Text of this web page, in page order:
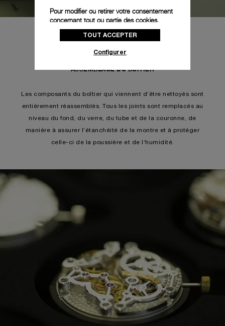
ASSEMBLAGE DU BOÎTIER
Les composants du boîtier qui viennent d’être nettoyés sont
entièrement réassemblés. Tous les joints sont remplacés au
niveau du fond, du verre, du tube et de la couronne, de
manière à assurer l’étanchéité de la montre et à protéger
celle-ci de la poussière et de l’humidité.
Pour modifier ou retirer votre consentement
concernant tout ou partie des cookies,
cliquez sur « Configurer » ou consultez notre
politique des cookiespour obtenir plus
donnez votre consentement pour l’utilisation
En cliquant sur « Tout refuser », vous
donnez votre consentement uniquement
pour l’utilisation des cookies techniques.
TOUT ACCEPTER
Configurer